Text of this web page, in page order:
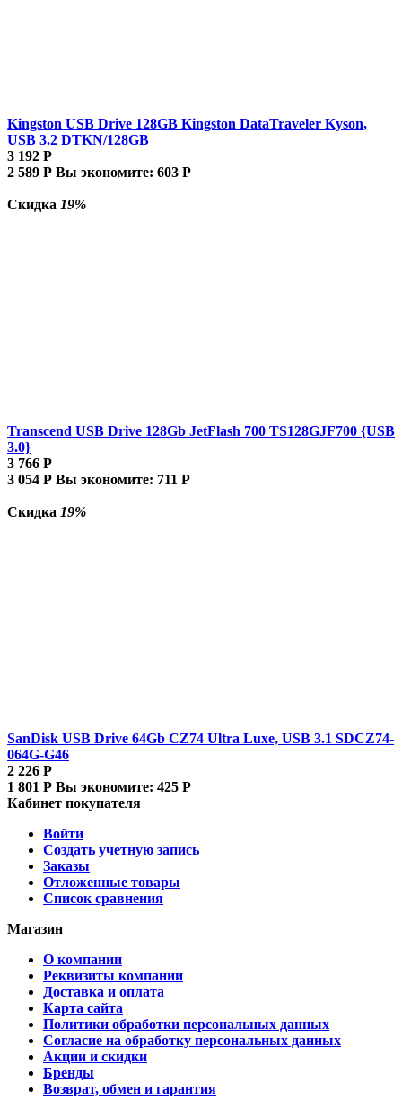
Kingston USB Drive 128GB Kingston DataTraveler Kyson,
USB 3.2 DTKN/128GB
3 192 Р
2 589 Р Вы экономите: 603 Р
Скидка 19%
Transcend USB Drive 128Gb JetFlash 700 TS128GJF700 {USB
3.0}
3 766 Р
3 054 Р Вы экономите: 711 Р
Скидка 19%
SanDisk USB Drive 64Gb CZ74 Ultra Luxe, USB 3.1 SDCZ74-
064G-G46
2 226 Р
1 801 Р Вы экономите: 425 Р
Кабинет покупателя
Войти
Создать учетную запись
Заказы
Отложенные товары
Список сравнения
Магазин
О компании
Реквизиты компании
Доставка и оплата
Карта сайта
Политики обработки персональных данных
Согласие на обработку персональных данных
Акции и скидки
Бренды
Возврат, обмен и гарантия